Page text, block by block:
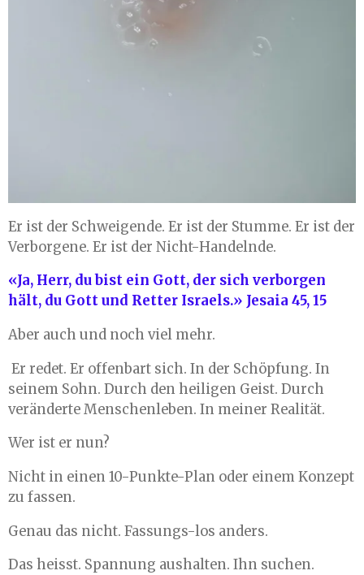
Er ist der Schweigende. Er ist der Stumme. Er ist der
Verborgene. Er ist der Nicht-Handelnde.
«Ja, Herr, du bist ein Gott, der sich verborgen
hält, du Gott und Retter Israels.» Jesaia 45, 15
Aber auch und noch viel mehr.
Er redet. Er offenbart sich. In der Schöpfung. In
seinem Sohn. Durch den heiligen Geist. Durch
veränderte Menschenleben. In meiner Realität.
Wer ist er nun?
Nicht in einen 10-Punkte-Plan oder einem Konzept
zu fassen.
Genau das nicht. Fassungs-los anders.
Das heisst. Spannung aushalten. Ihn suchen.